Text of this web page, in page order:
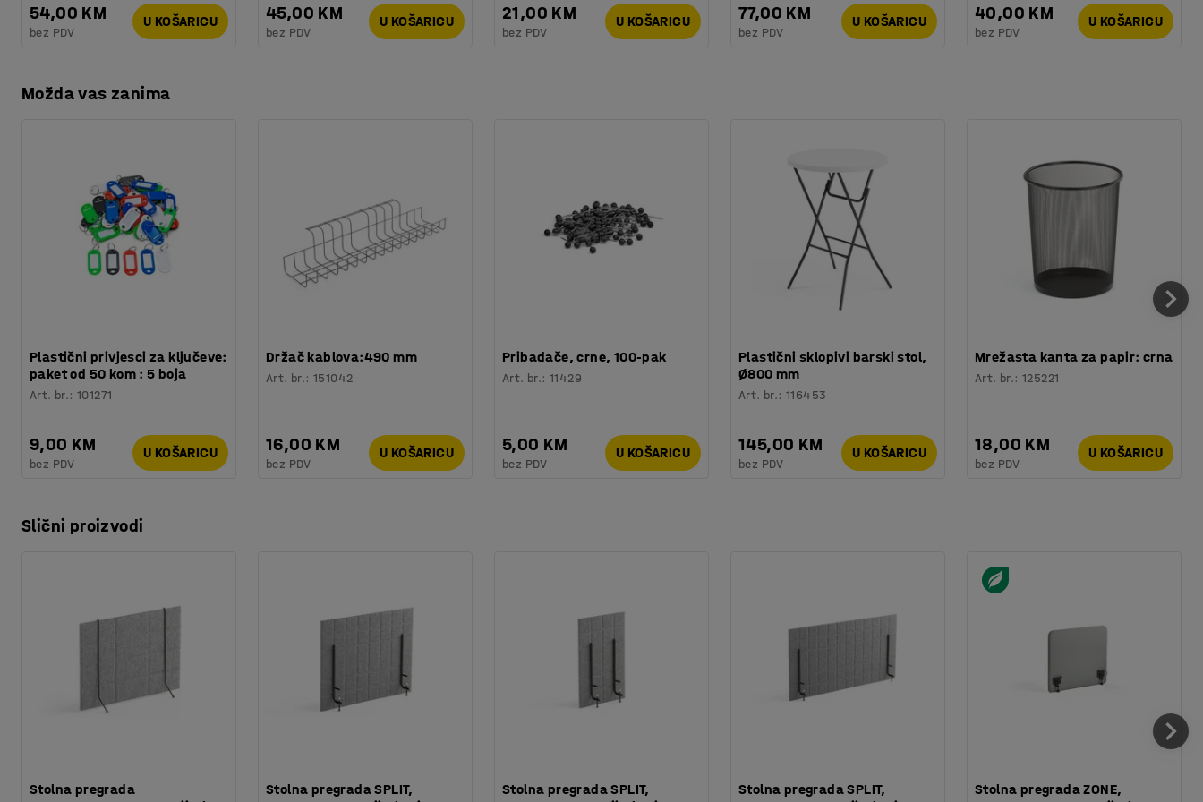
54,00 KM
bez PDV
U KOŠARICU 45,00 KM
bez PDV
U KOŠARICU 21,00 KM
bez PDV
U KOŠARICU 77,00 KM
bez PDV
U KOŠARICU 40,00 KM
bez PDV
U KOŠARICU
Možda vas zanima
Plastični privjesci za ključeve:
paket od 50 kom : 5 boja
Art. br.:101271
9,00 KM
bez PDV
U KOŠARICU
Držač kablova:490 mm
Art. br.:151042
16,00 KM
bez PDV
U KOŠARICU
Pribadače, crne, 100-pak
Art. br.:11429
5,00 KM
bez PDV
U KOŠARICU
Plastični sklopivi barski stol,
Ø800 mm
Art. br.:116453
145,00 KM
bez PDV
U KOŠARICU
Mrežasta kanta za papir: crna
Art. br.:125221
18,00 KM
bez PDV
U KOŠARICU
Slični proizvodi
Stolna pregrada
Stolna pregrada SPLIT,
Stolna pregrada SPLIT,
Stolna pregrada SPLIT,
Stolna pregrada ZONE,